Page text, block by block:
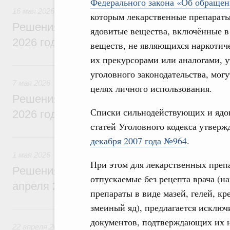
которым лекарственные
ядовитые вещества, включённые
веществ, не являющихся
их прекурсорами или аналогами,
уголовного законодательства,
целях личного использования.
Списки сильнодействующих и
статей Уголовного кодекса
декабря 2007 года №964.
При этом для лекарственных
отпускаемые без рецепта врача
препараты в виде мазей, гелей,
змеиный яд), предлагается
документов, подтверждающих их
Решения, принятые на заседании
2026 года
7 мая, четверг
Решения, принятые на заседании
2026 года
1 мая, пятница
Решения, принятые на заседании
апреля 2026 года
22 апреля, среда